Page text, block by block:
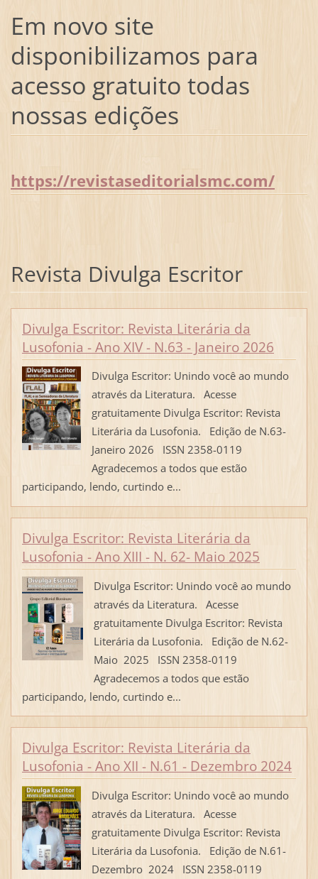
Em novo site
disponibilizamos para
acesso gratuito todas
nossas edições
https://revistaseditorialsmc.com/
Revista Divulga Escritor
Divulga Escritor: Revista Literária da
Lusofonia - Ano XIV - N.63 - Janeiro 2026
Divulga Escritor: Unindo você ao mundo
através da Literatura. Acesse
gratuitamente Divulga Escritor: Revista
Literária da Lusofonia. Edição de N.63-
Janeiro 2026 ISSN 2358-0119
Agradecemos a todos que estão
participando, lendo, curtindo e...
Divulga Escritor: Revista Literária da
Lusofonia - Ano XIII - N. 62- Maio 2025
Divulga Escritor: Unindo você ao mundo
através da Literatura. Acesse
gratuitamente Divulga Escritor: Revista
Literária da Lusofonia. Edição de N.62-
Maio 2025 ISSN 2358-0119
Agradecemos a todos que estão
participando, lendo, curtindo e...
Divulga Escritor: Revista Literária da
Lusofonia - Ano XII - N.61 - Dezembro 2024
Divulga Escritor: Unindo você ao mundo
através da Literatura. Acesse
gratuitamente Divulga Escritor: Revista
Literária da Lusofonia. Edição de N.61-
Dezembro 2024 ISSN 2358-0119